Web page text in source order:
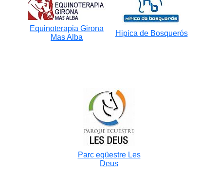
Equinoterapia Girona
Mas Alba
Hipica de Bosquerós
Parc eqüestre Les
Deus